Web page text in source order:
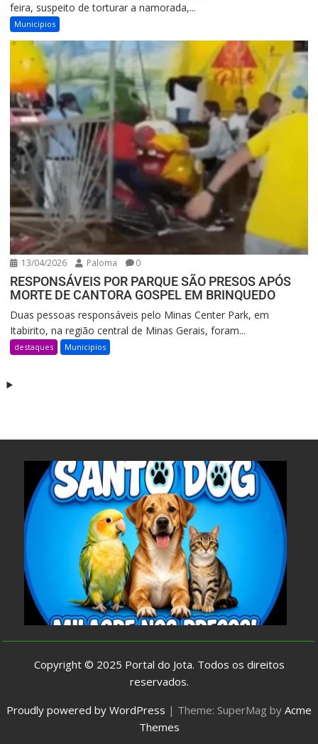
feira, suspeito de torturar a namorada,...
Municipios
13/04/2026 Paloma 0
RESPONSÁVEIS POR PARQUE SÃO PRESOS APÓS
MORTE DE CANTORA GOSPEL EM BRINQUEDO
Duas pessoas responsáveis pelo Minas Center Park, em
Itabirito, na região central de Minas Gerais, foram...
destaques Municipios
Copyright © 2025 Portal do Jota. Todos os direitos
reservados.
Proudly powered by WordPress | Theme: SuperMag by Acme
Themes